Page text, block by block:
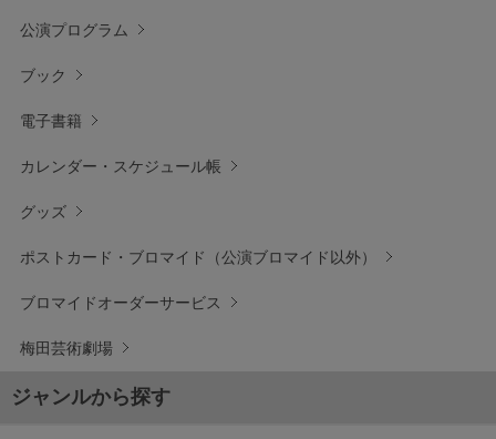
公演プログラム
ブック
電子書籍
カレンダー・スケジュール帳
グッズ
ポストカード・ブロマイド（公演ブロマイド以外）
ブロマイドオーダーサービス
梅田芸術劇場
ジャンルから探す